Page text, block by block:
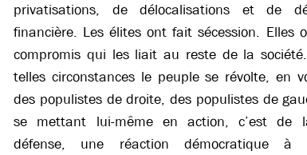
privatisations, de délocalisations et de
financière. Les élites ont fait sécession. Elles
compromis qui les liait au reste de la
telles circonstances le peuple se révolte, en
des populistes de droite, des populistes de
se mettant lui-même en action, c’est de
défense, une réaction démocratique à